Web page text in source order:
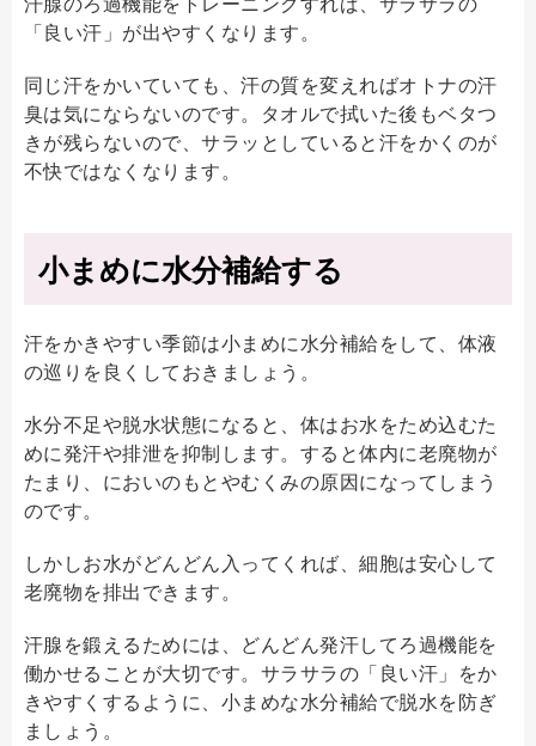
「良い汗」が出やすくなります。
同じ汗をかいていても、汗の質を変えればオトナの汗
臭は気にならないのです。タオルで拭いた後もベタつ
きが残らないので、サラッとしていると汗をかくのが
不快ではなくなります。
小まめに水分補給する
汗をかきやすい季節は小まめに水分補給をして、体液
の巡りを良くしておきましょう。
水分不足や脱水状態になると、体はお水をため込むた
めに発汗や排泄を抑制します。すると体内に老廃物が
たまり、においのもとやむくみの原因になってしまう
のです。
しかしお水がどんどん入ってくれば、細胞は安心して
老廃物を排出できます。
汗腺を鍛えるためには、どんどん発汗してろ過機能を
働かせることが大切です。サラサラの「良い汗」をか
きやすくするように、小まめな水分補給で脱水を防ぎ
ましょう。